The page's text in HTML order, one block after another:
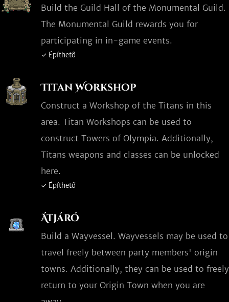
Build the Guild Hall of the Monumental Guild.
The Monumental Guild rewards you for
participating in in-game events.
✓ Építhető
Titan Workshop
Construct a Workshop of the Titans in this
area. Titan Workshops can be used to
construct Towers of Olympia. Additionally,
Titans weapons and classes can be unlocked
here.
✓ Építhető
Átjáró
Build a Wayvessel. Wayvessels may be used to
travel freely between party members' origin
towns. Additionally, they can be used to freely
return to your Origin Town when you are